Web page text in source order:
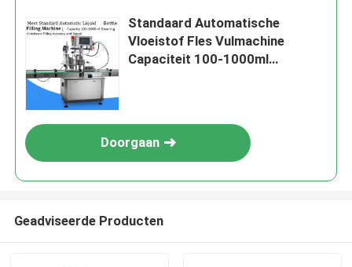
Standaard Automatische
Vloeistof Fles Vulmachine
Capaciteit 100-1000ml
Doorgaan
Geadviseerde Producten